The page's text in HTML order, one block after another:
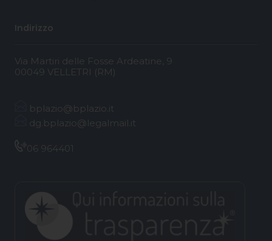
Indirizzo
Via Martiri delle Fosse Ardeatine, 9
00049 VELLETRI (RM)
bplazio@bplazio.it
dg.bplazio@legalmail.it
06 964401